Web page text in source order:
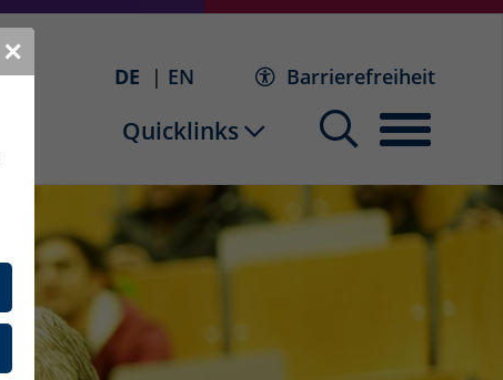
✕
DE EN Barrierefreiheit
Quicklinks